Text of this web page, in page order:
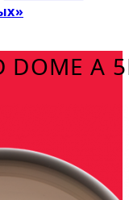
DOME A